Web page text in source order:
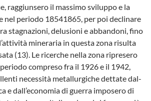
raggiunsero il massimo sviluppo e la
nel periodo 18541865, per poi declinare
stagnazioni, delusioni e abbandoni, fino
mineraria in questa zona risulta
(13). Le ricerche nel­la zona ripresero
compreso fra il 1926 e il 1942,
necessità metallurgiche dettate dal­
e dall’economia di guer­ra imposero di